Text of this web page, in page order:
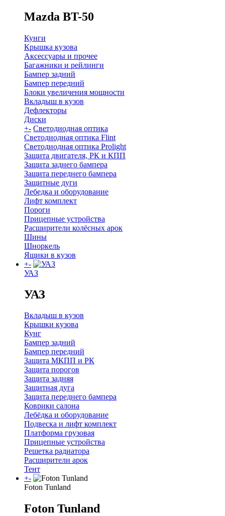
Mazda BT-50
Кунги
Крышка кузова
Аксессуары и прочее
Багажники и рейлинги
Бампер задний
Бампер передний
Блоки увеличения мощности
Вкладыш в кузов
Дефлекторы
Диски
+- Светодиодная оптика
Светодиодная оптика Flint
Светодиодная оптика Prolight
Защита двигателя, РК и КПП
Защита заднего бампера
Защита переднего бампера
Защитные дуги
Лебедка и оборудование
Лифт комплект
Пороги
Прицепные устройства
Расширители колёсных арок
Шины
Шноркель
Ящики в кузов
+-
УАЗ
УАЗ
Вкладыш в кузов
Крышки кузова
Кунг
Бампер задний
Бампер передний
Защита МКПП и РК
Защита порогов
Защита задняя
Защитная дуга
Защита переднего бампера
Коврики салона
Лебёдка и оборудование
Подвеска и лифт комплект
Платформа грузовая
Прицепные устройства
Решетка радиатора
Расширители арок
Тент
+-
Foton Tunland
Foton Tunland